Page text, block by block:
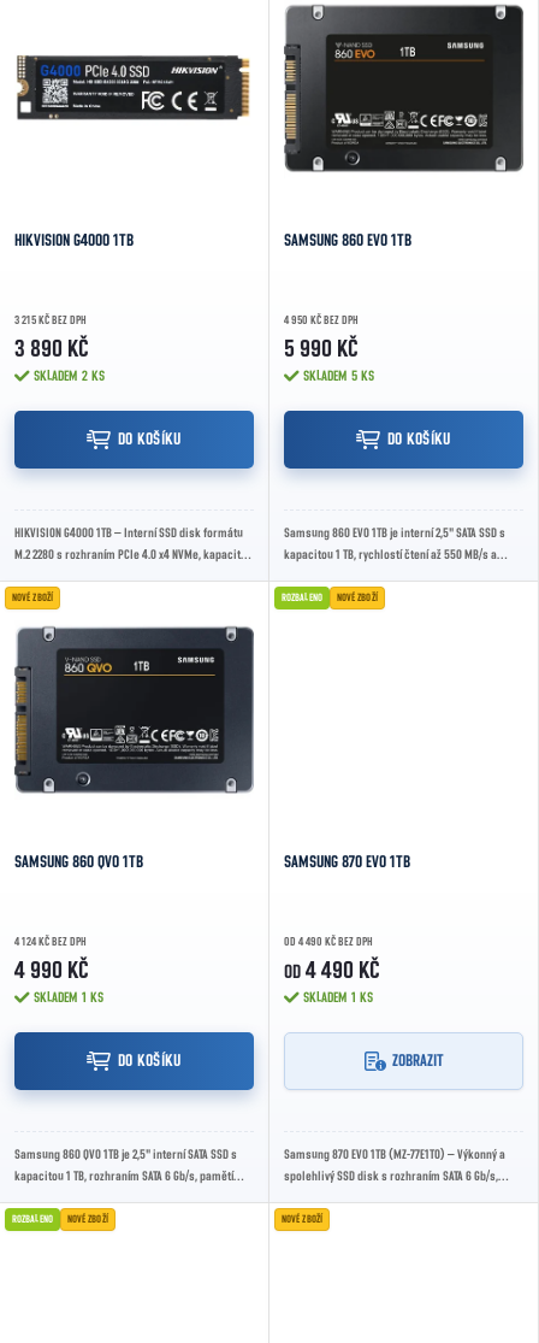
NEJPRODÁVANĚJŠÍ
ABECEDNĚ
HIKVISION G4000 1TB
3 215 KČ BEZ DPH
3 890 KČ
SKLADEM 2 KS
DO KOŠÍKU
HIKVISION G4000 1TB – Interní SSD disk formátu
M.2 2280 s rozhraním PCIe 4.0 x4 NVMe, kapacitou
SAMSUNG 860 EVO 1TB
4 950 KČ BEZ DPH
5 990 KČ
SKLADEM 5 KS
DO KOŠÍKU
Samsung 860 EVO 1TB je interní 2,5" SATA SSD s
kapacitou 1 TB, rychlostí čtení až 550 MB/s a
NOVÉ ZBOŽÍ
SAMSUNG 860 QVO 1TB
4 124 KČ BEZ DPH
4 990 KČ
SKLADEM 1 KS
DO KOŠÍKU
Samsung 860 QVO 1TB je 2,5" interní SATA SSD s
kapacitou 1 TB, rozhraním SATA 6 Gb/s, pamětí
ROZBALENO NOVÉ ZBOŽÍ
SAMSUNG 870 EVO 1TB
OD 4 490 KČ BEZ DPH
OD 4 490 KČ
SKLADEM 1 KS
ZOBRAZIT
Samsung 870 EVO 1TB (MZ-77E1T0) – Výkonný a
spolehlivý SSD disk s rozhraním SATA 6 Gb/s,
ROZBALENO NOVÉ ZBOŽÍ NOVÉ ZBOŽÍ